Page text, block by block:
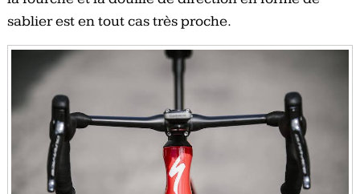
sablier est en tout cas très proche.